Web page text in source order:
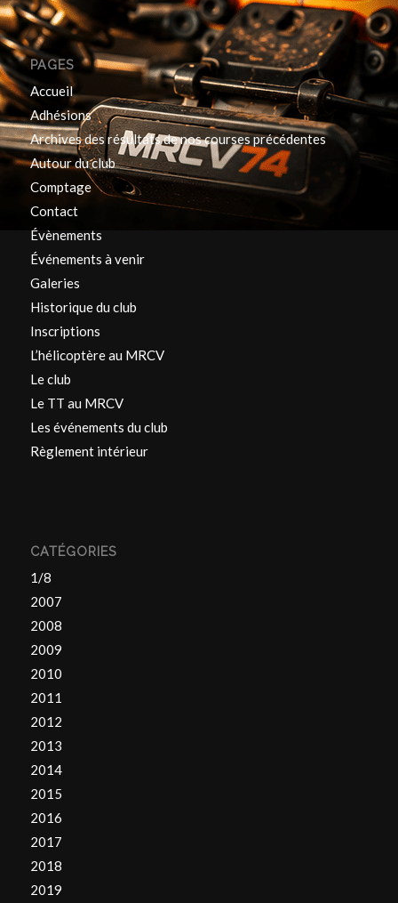
PAGES
Accueil
Adhésions
Archives des résultats de nos courses précédentes
Autour du club
Comptage
Contact
Évènements
Événements à venir
Galeries
Historique du club
Inscriptions
L’hélicoptère au MRCV
Le club
Le TT au MRCV
Les événements du club
Règlement intérieur
CATÉGORIES
1/8
2007
2008
2009
2010
2011
2012
2013
2014
2015
2016
2017
2018
2019